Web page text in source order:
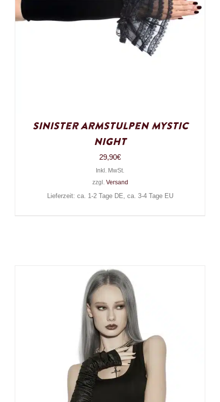
Sinister Armstulpen Mystic
Night
29,90€
Inkl. MwSt.
zzgl. Versand
Lieferzeit: ca. 1-2 Tage DE, ca. 3-4 Tage EU